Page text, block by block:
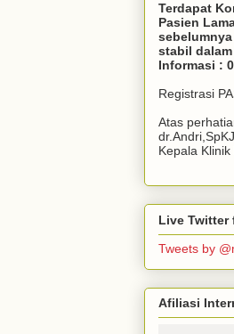
Terdapat
Pasien
stabil
Informasi :
Registrasi
Atas
Kepala
Live Twitter
Tweets by
Afiliasi